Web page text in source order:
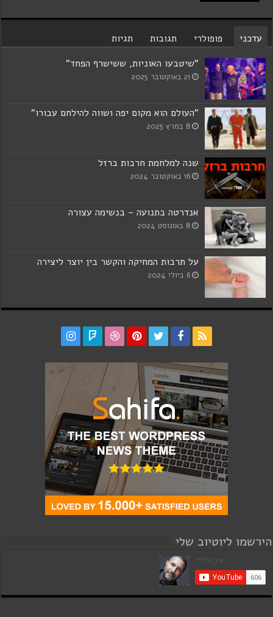
עדכני פופולרי תגובות
תגיות
"שיטבעו האוניות, ששישרף הפחד"
21 באוקטובר 2025
"העולם הוא מקום יפה ושווה להילחם עבורו"
8 במרץ 2025
שנה למלחמת חרבות ברזל
16 באוקטובר 2024
אנדרטה בתנועה – בנשימה עצורה
8 באוגוסט 2024
על תרבות המחיקה והקשר בין יוצר ליצירה
6 ביולי 2024
הירשמו ליוטיוב שלי